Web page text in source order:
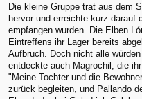
Die kleine Gruppe trat aus dem
hervor und erreichte kurz darauf
empfangen wurden. Die Elben
Eintreffens ihr Lager bereits
Aufbruch. Doch nicht alle
entdeckte auch Magrochil, die
"Meine Tochter und die
zurück begleiten, und Pallando